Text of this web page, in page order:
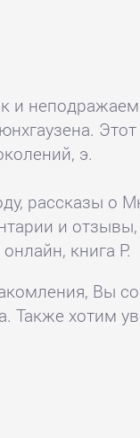
и
э.
рассказы о
и
книга Р.
Вы
Также хотим